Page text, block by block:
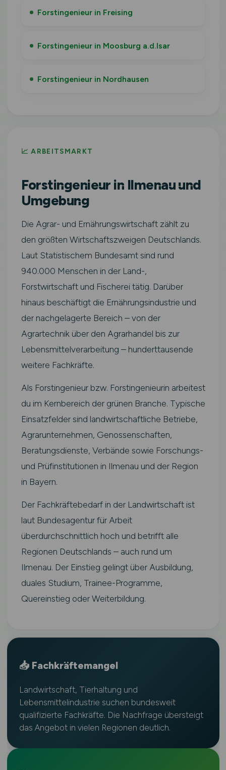
Forstingenieur in Freising
Forstingenieur in Moosburg a.d.Isar
Forstingenieur in Nordhausen
📈 ARBEITSMARKT
Forstingenieur in Ilmenau und
Umgebung
Die Agrar- und Ernährungswirtschaft zählt zu
den größten Wirtschaftszweigen Deutschlands.
Laut Statistischem Bundesamt sind rund
940.000 Menschen in der Land-,
Forstwirtschaft und Fischerei tätig. Darüber
hinaus beschäftigt die Ernährungsindustrie und
der nachgelagerte Bereich – von der
Agrartechnik über den Agrarhandel bis zur
Lebensmittelverarbeitung – hunderttausende
weitere Fachkräfte.
Als Forstingenieur bzw. Forstingenieurin arbeitest
du im Kernbereich der grünen Branche. Typische
Einsatzfelder sind landwirtschaftliche Betriebe,
Agrarunternehmen, Genossenschaften,
Beratungsdienste, Verbände sowie Forschungs-
und Prüfinstitutionen in Ilmenau und der Region
in Bayern.
Der Fachkräftebedarf in der Landwirtschaft ist
laut Bundesagentur für Arbeit
überdurchschnittlich hoch und betrifft alle
Regionen Deutschlands – auch rund um
Ilmenau. Der Einstieg gelingt über Ausbildung,
duales Studium, Trainee-Programme,
Quereinstieg oder Weiterbildung.
📥 Fachkräftemangel
Landwirtschaft, Tierhaltung und
Lebensmittelindustrie suchen bundesweit
qualifizierte Fachkräfte. Die Nachfrage übersteigt
das Angebot in vielen Regionen deutlich.